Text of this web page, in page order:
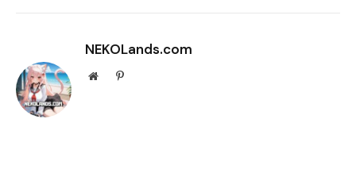
NEKOLands.com
WebsitePinterest